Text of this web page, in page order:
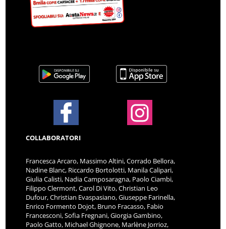
COLLABORATORI
Francesca Arcaro, Massimo Altini, Corrado Bellora,
Nadine Blanc, Riccardo Bortolotti, Manila Calipari,
Giulia Calisti, Nadia Camposaragna, Paolo Ciambi,
Filippo Clermont, Carol Di Vito, Christian Leo
Dufour, Christian Evaspasiano, Giuseppe Farinella,
Enrico Formento Dojot, Bruno Fracasso, Fabio
Francesconi, Sofia Fregnani, Giorgia Gambino,
Paolo Gatto, Michael Ghignone, Marlène Jorrioz,